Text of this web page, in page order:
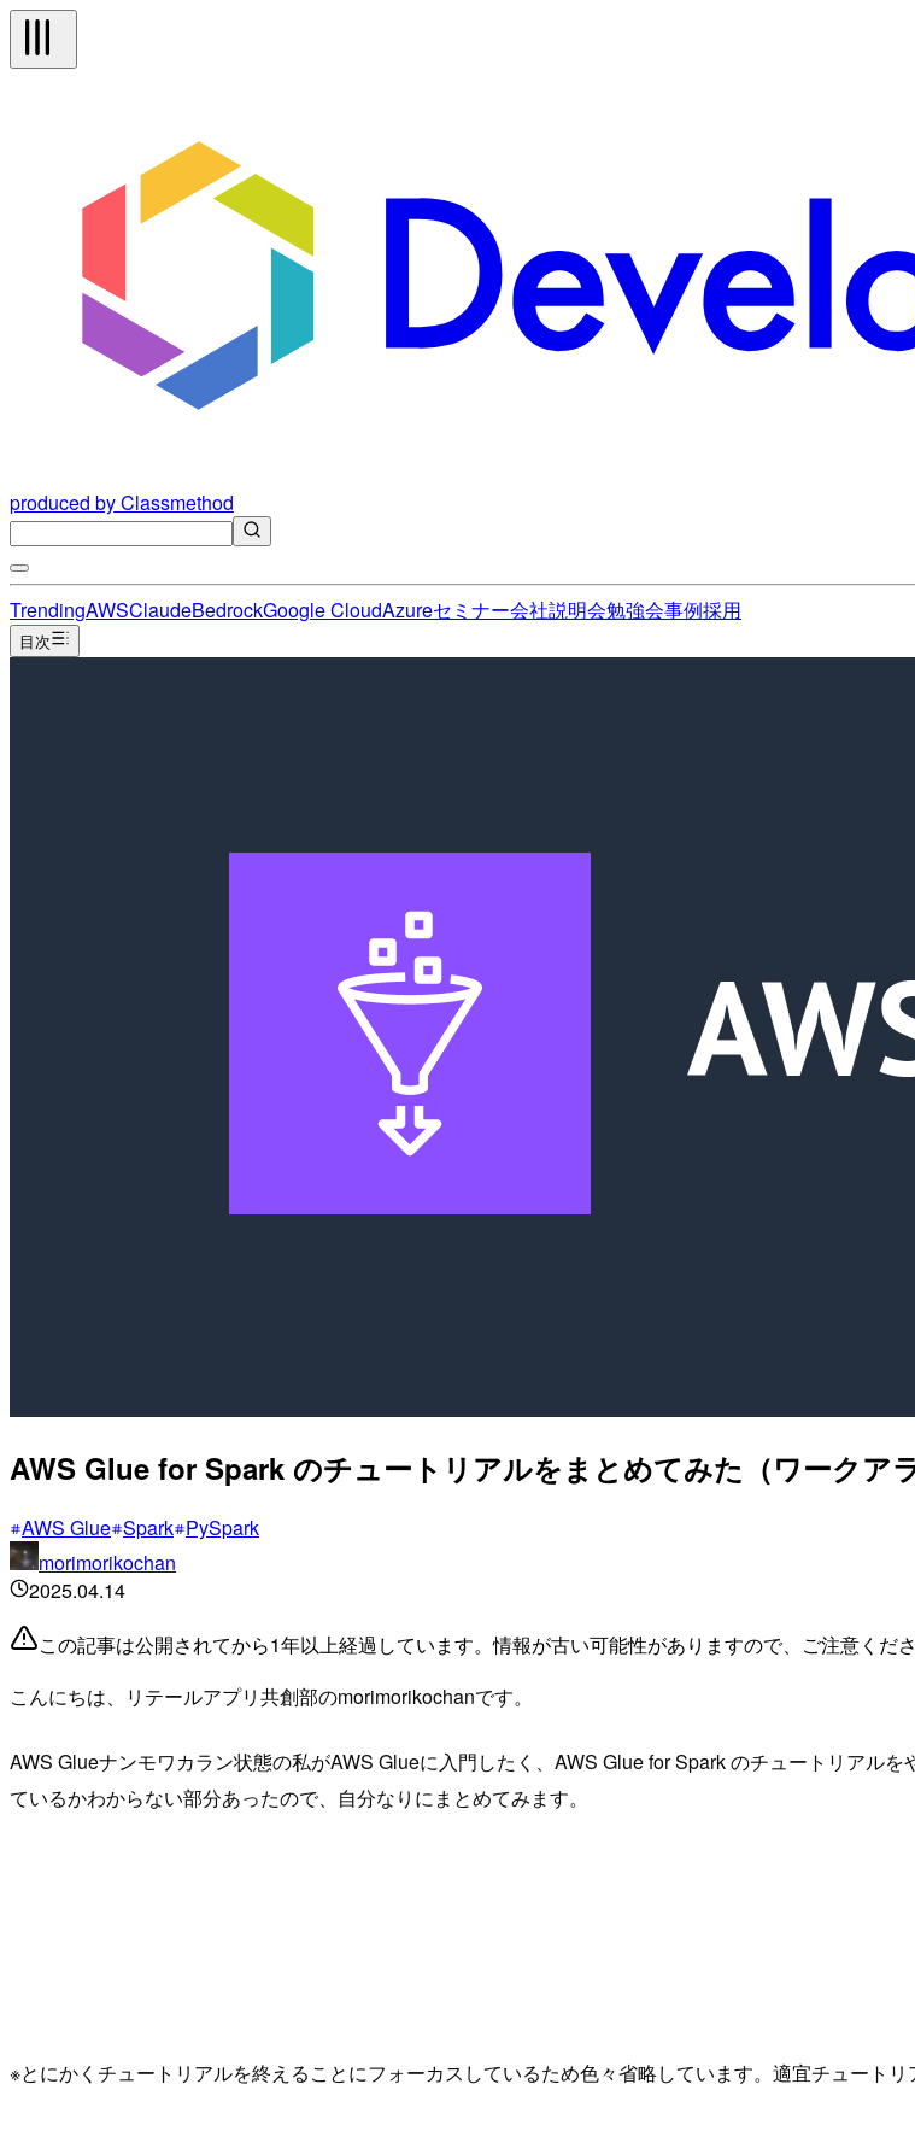
produced by Classmethod
TrendingAWSClaudeBedrockGoogle CloudAzureセミナー会社説明会勉強会事例採用
目次
AWS Glue for Spark のチュートリアルをまとめてみた（ワークア
AWS Glue Spark PySpark
morimorikochan
2025.04.14
この記事は公開されてから1年以上経過しています。情報が古い可能性がありますので、ご注意くださ
こんにちは、リテールアプリ共創部のmorimorikochanです。
AWS Glueナンモワカラン状態の私がAWS Glueに入門したく、AWS Glue for Spark のチュートリアル
ているかわからない部分あったので、自分なりにまとめてみます。
※とにかくチュートリアルを終えることにフォーカスしているため色々省略しています。適宜チュートリ